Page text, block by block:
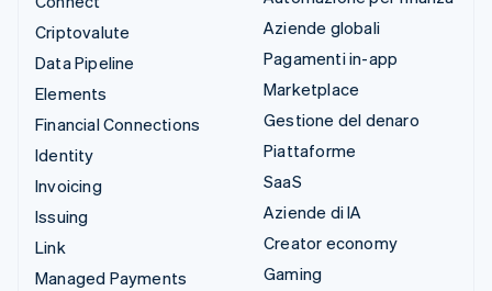
Criptovalute
Data Pipeline
Elements
Financial Connections
Identity
Invoicing
Issuing
Link
Managed Payments
Aziende globali
Pagamenti in-app
Marketplace
Gestione del denaro
Piattaforme
SaaS
Aziende di IA
Creator economy
Gaming